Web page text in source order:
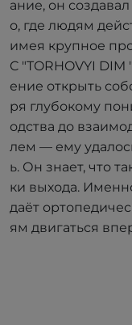
ание, он
о, где людям
имея крупное
C "TORHOVYI
ение открыть
ря глубокому
одства до
лем — ему
ь. Он знает, что
ки выхода.
даёт
ям двигаться